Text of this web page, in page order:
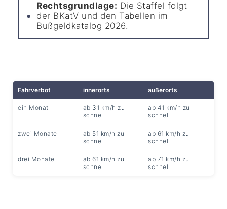
Rechtsgrundlage: Die Staffel folgt
der BKatV und den Tabellen im
Bußgeldkatalog 2026.
Fahrverbot innerorts außerorts
ein Monat
ab 31 km/h zu
schnell
ab 41 km/h zu
schnell
zwei Monate
ab 51 km/h zu
schnell
ab 61 km/h zu
schnell
drei Monate
ab 61 km/h zu
schnell
ab 71 km/h zu
schnell